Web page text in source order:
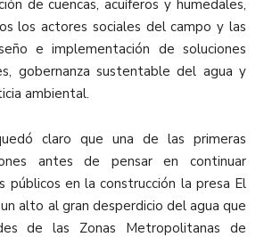
de cuencas, acuíferos y humedales,
los actores sociales del campo y las
e implementación de soluciones
gobernanza sustentable del agua y
ambiental.
claro que una de las primeras
antes de pensar en continuar
públicos en la construcción la presa El
alto al gran desperdicio del agua que
de las Zonas Metropolitanas de